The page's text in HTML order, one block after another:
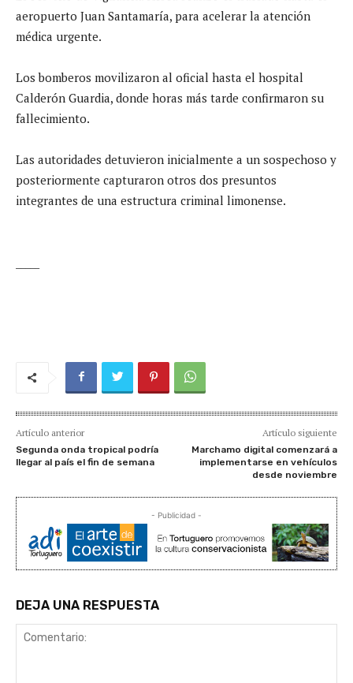
aeropuerto Juan Santamaría, para acelerar la atención
médica urgente.
Los bomberos movilizaron al oficial hasta el hospital
Calderón Guardia, donde horas más tarde confirmaron su
fallecimiento.
Las autoridades detuvieron inicialmente a un sospechoso y
posteriormente capturaron otros dos presuntos
integrantes de una estructura criminal limonense.
Artículo anterior
Segunda onda tropical podría
llegar al país el fin de semana
Artículo siguiente
Marchamo digital comenzará a
implementarse en vehículos
desde noviembre
- Publicidad -
DEJA UNA RESPUESTA